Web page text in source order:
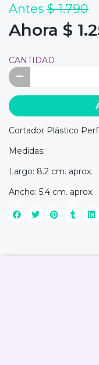
Antes $ 1.790
Ahora $
CANTIDAD
Cortador Plástico
Medidas:
Largo: 8.2 cm. aprox.
Ancho: 5.4 cm. aprox.